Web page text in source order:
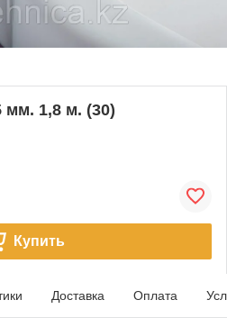
1,8 м. (30)
Купить
Доставка Оплата